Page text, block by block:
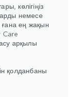
көлігіңіз
немесе
ең жақын
Care
арқылы
қолданбаны